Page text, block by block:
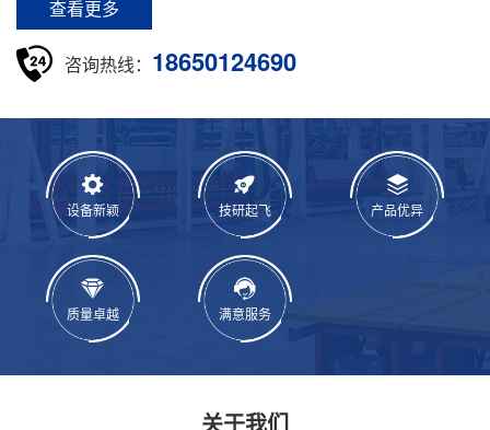
查看更多
咨询热线： 18650124690
设备新颖 技研起飞 产品优异
质量卓越 满意服务
关于我们